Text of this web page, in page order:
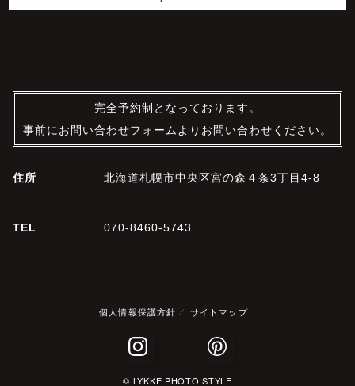
完全予約制となっております。
事前にお問い合わせフォームよりお問い合わせください。
住所 北海道札幌市中央区宮の森４条3丁目4-8
TEL 070-8460-5743
個人情報保護方針 サイトマップ
© LYKKE PHOTO STYLE